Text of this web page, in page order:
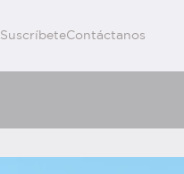
SuscríbeteContáctanos